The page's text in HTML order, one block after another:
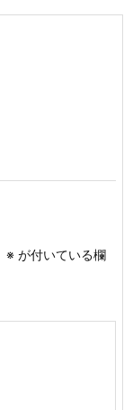
※ が付いている欄